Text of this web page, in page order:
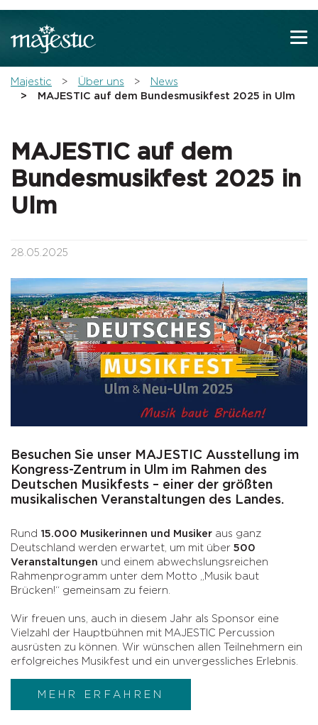
Diese Meldung nicht mehr anzeigen
Majestic Über uns
News
MAJESTIC auf dem Bundesmusikfest 2025 in Ulm
MAJESTIC auf dem
Bundesmusikfest 2025 in
Ulm
28.05.2025
Besuchen Sie unser MAJESTIC Ausstellung im
Kongress-Zentrum in Ulm im Rahmen des
Deutschen Musikfests – einer der größten
musikalischen Veranstaltungen des Landes.
Rund 15.000 Musikerinnen und Musiker aus ganz
Deutschland werden erwartet, um mit über 500
Veranstaltungen und einem abwechslungsreichen
Rahmenprogramm unter dem Motto „Musik baut
Brücken!“ gemeinsam zu feiern.
Wir freuen uns, auch in diesem Jahr als Sponsor eine
Vielzahl der Hauptbühnen mit MAJESTIC Percussion
ausrüsten zu können. Wir wünschen allen Teilnehmern ein
erfolgreiches Musikfest und ein unvergessliches Erlebnis.
MEHR ERFAHREN